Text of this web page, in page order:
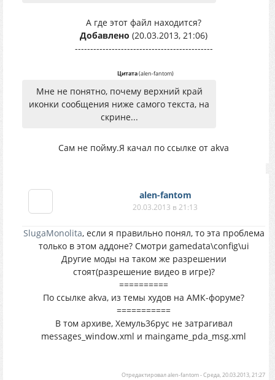
А где этот файл находится?
Добавлено (20.03.2013, 21:06)
---------------------------------------------
Цитата(alen-fantom)
Мне не понятно, почему верхний край
иконки сообщения ниже самого текста, на
скрине...
Сам не пойму.Я качал по ссылке от akva
alen-fantom
20.03.2013 в 21:13
SlugaMonolita, если я правильно понял, то эта проблема
только в этом аддоне? Смотри gamedata\config\ui
Другие моды на таком же разрешении
стоят(разрешение видео в игре)?
==========
По ссылке akva, из темы худов на АМК-форуме?
===========
В том архиве, Хемуль36рус не затрагивал
messages_window.xml и maingame_pda_msg.xml
Отредактировалalen-fantom-Среда, 20.03.2013, 21:27